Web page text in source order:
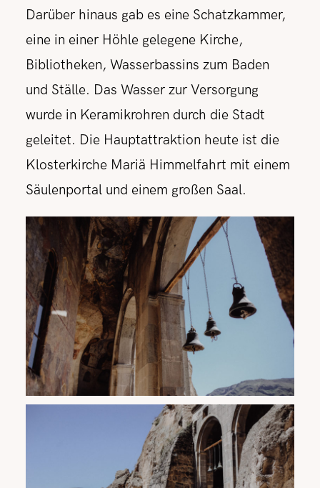
Darüber hinaus gab es eine Schatzkammer,
eine in einer Höhle gelegene Kirche,
Bibliotheken, Wasserbassins zum Baden
und Ställe. Das Wasser zur Versorgung
wurde in Keramikrohren durch die Stadt
geleitet. Die Hauptattraktion heute ist die
Klosterkirche Mariä Himmelfahrt mit einem
Säulenportal und einem großen Saal.